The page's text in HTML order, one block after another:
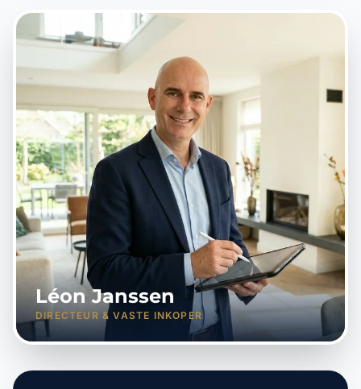
Léon Janssen
DIRECTEUR & VASTE INKOPER